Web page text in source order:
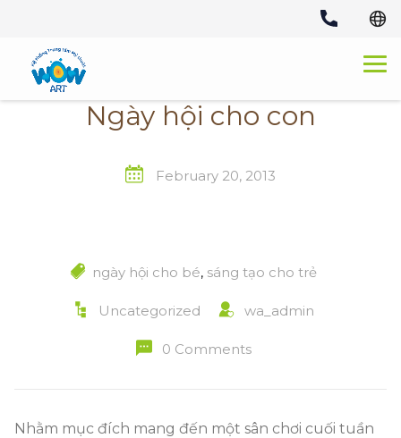
content
Ngày hội cho con
February 20, 2013
ngày hội cho bé, sáng tạo cho trẻ
Uncategorized wa_admin
0 Comments
Nhằm mục đích mang đến một sân chơi cuối tuần